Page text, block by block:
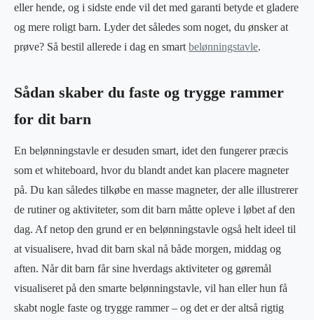
eller hende, og i sidste ende vil det med garanti betyde et gladere
og mere roligt barn. Lyder det således som noget, du ønsker at
prøve? Så bestil allerede i dag en smart belønningstavle.
Sådan skaber du faste og trygge rammer
for dit barn
En belønningstavle er desuden smart, idet den fungerer præcis
som et whiteboard, hvor du blandt andet kan placere magneter
på. Du kan således tilkøbe en masse magneter, der alle illustrerer
de rutiner og aktiviteter, som dit barn måtte opleve i løbet af den
dag. Af netop den grund er en belønningstavle også helt ideel til
at visualisere, hvad dit barn skal nå både morgen, middag og
aften. Når dit barn får sine hverdags aktiviteter og gøremål
visualiseret på den smarte belønningstavle, vil han eller hun få
skabt nogle faste og trygge rammer – og det er der altså rigtig